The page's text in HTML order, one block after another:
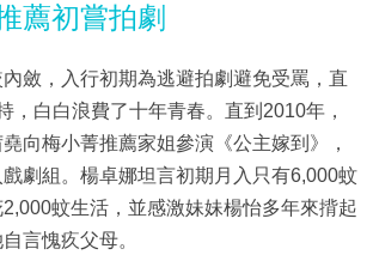
薦初嘗拍劇
斂，入行初期為逃避拍劇避免受罵，直
，白白浪費了十年青春。直到2010年，
向梅小菁推薦家姐參演《公主嫁到》，
劇組。楊卓娜坦言初期月入只有6,000蚊
2,000蚊生活，並感激妹妹楊怡多年來揹起
言愧疚父母。